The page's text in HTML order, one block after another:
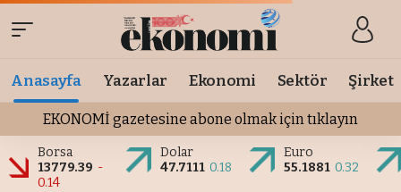
Anasayfa Yazarlar Ekonomi Sektör Şirket
EKONOMİ gazetesine abone olmak için tıklayın
Borsa
13779.39 -
0.14
Dolar
47.7111 0.18
Euro
55.1881 0.32